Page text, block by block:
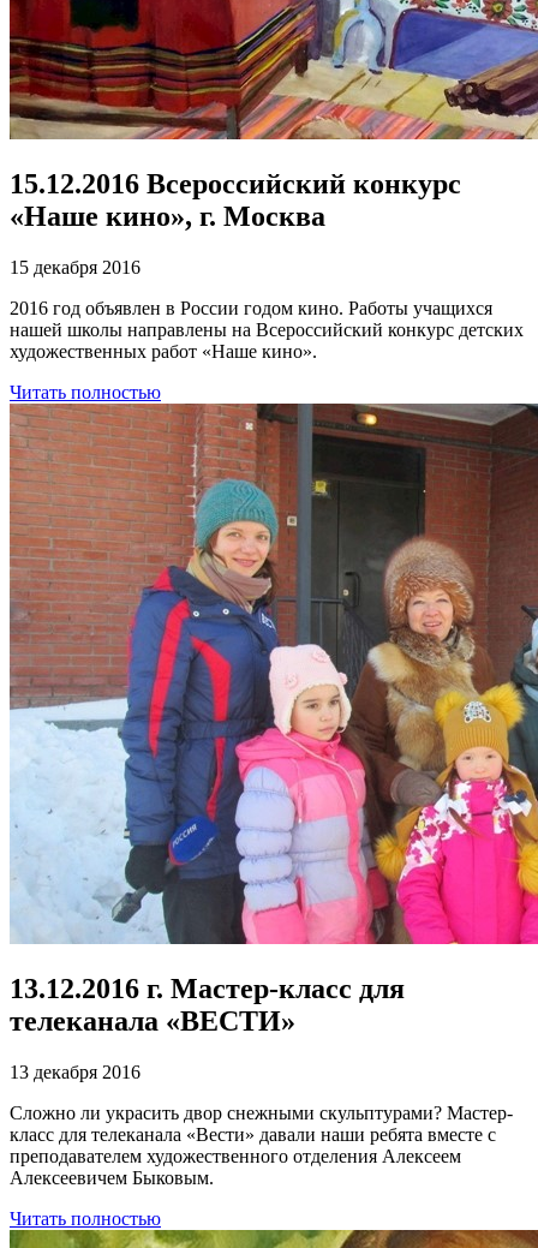
15.12.2016 Всероссийский конкурс
«Наше кино», г. Москва
15 декабря 2016
2016 год объявлен в России годом кино. Работы учащихся
нашей школы направлены на Всероссийский конкурс детских
художественных работ «Наше кино».
Читать полностью
13.12.2016 г. Мастер-класс для
телеканала «ВЕСТИ»
13 декабря 2016
Сложно ли украсить двор снежными скульптурами? Мастер-
класс для телеканала «Вести» давали наши ребята вместе с
преподавателем художественного отделения Алексеем
Алексеевичем Быковым.
Читать полностью